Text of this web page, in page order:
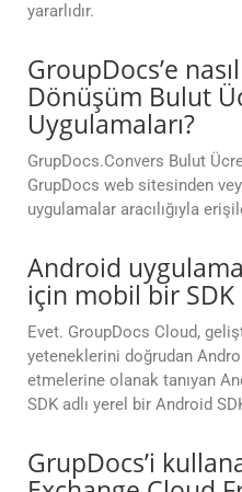
yararlıdır.
GroupDocs’e
Dönüşüm Bulut
Uygulamaları?
GrupDocs.Convers Bulut
GrupDocs web sitesinden
uygulamalar aracılığıyla
Android
için mobil bir
Evet. GroupDocs Cloud,
yeteneklerini doğrudan
etmelerine olanak tanıyan
SDK adlı yerel bir Android
GrupDocs’i